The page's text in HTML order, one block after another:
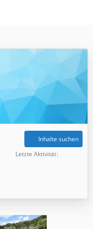
Inhalte suchen
Letzte Aktivität